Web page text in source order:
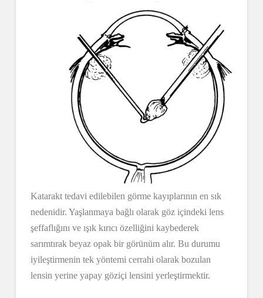
Katarakt tedavi edilebilen görme kayıplarının en sık
nedenidir. Yaşlanmaya bağlı olarak göz içindeki lens
şeffaflığını ve ışık kırıcı özelliğini kaybederek
sarımtırak beyaz opak bir görünüm alır. Bu durumu
iyileştirmenin tek yöntemi cerrahi olarak bozulan
lensin yerine yapay göziçi lensini yerleştirmektir.